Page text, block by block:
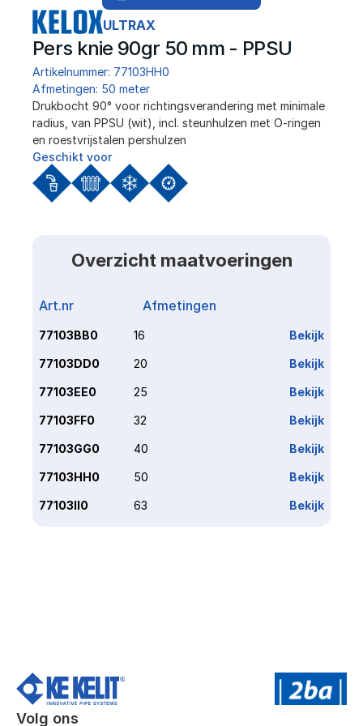
ULTRAX
Pers knie 90gr 50 mm - PPSU
Artikelnummer: 77103HH0
Afmetingen: 50 meter
﻿Drukbocht 90° voor richtingsverandering met minimale
radius, van PPSU (wit), incl. steunhulzen met O-ringen
en roestvrijstalen pershulzen
Geschikt voor
Overzicht maatvoeringen
Art.nr Afmetingen
77103BB0 16 Bekijk
77103DD0 20 Bekijk
77103EE0 25 Bekijk
77103FF0 32 Bekijk
77103GG0 40 Bekijk
77103HH0 50 Bekijk
77103II0 63 Bekijk
Volg ons